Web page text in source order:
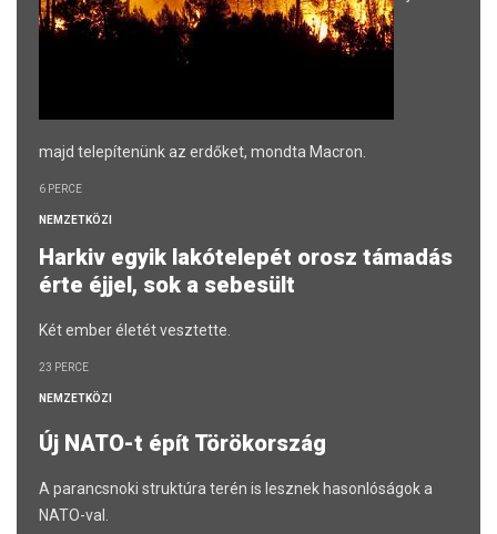
majd telepítenünk az erdőket, mondta Macron.
6 PERCE
NEMZETKÖZI
Harkiv egyik lakótelepét orosz támadás
érte éjjel, sok a sebesült
Két ember életét vesztette.
23 PERCE
NEMZETKÖZI
Új NATO-t épít Törökország
A parancsnoki struktúra terén is lesznek hasonlóságok a
NATO-val.